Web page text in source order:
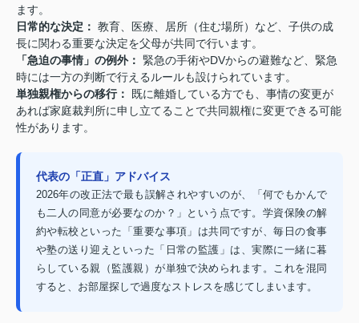
ます。
日常的な決定： 教育、医療、居所（住む場所）など、子供の成
長に関わる重要な決定を父母が共同で行います。
「急迫の事情」の例外： 緊急の手術やDVからの避難など、緊急
時には一方の判断で行えるルールも設けられています。
単独親権からの移行：
既に離婚している方でも、事情の変更が
あれば家庭裁判所に申し立てることで共同親権に変更できる可能
性があります。
代表の「正直」アドバイス
2026年の改正法で最も誤解されやすいのが、「何でもかんで
も二人の同意が必要なのか？」という点です。学資保険の解
約や転校といった「重要な事項」は共同ですが、毎日の食事
や塾の送り迎えといった「日常の監護」は、実際に一緒に暮
らしている親（監護親）が単独で決められます。これを混同
すると、お部屋探しで過度なストレスを感じてしまいます。